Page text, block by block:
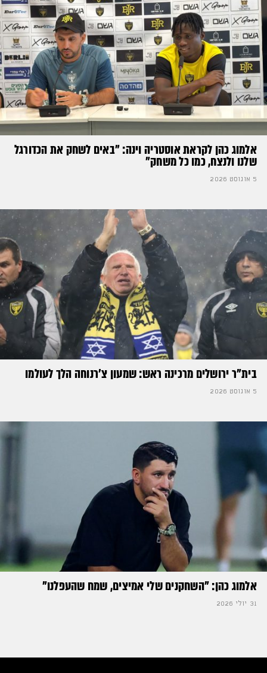
אלמוג כהן לקראת אוסטריה וינה: ״באים לשחק את הכדורגל
שלנו ולנצח, כמו כל משחק״
5 אוגוסט 2026
בית"ר ירושלים מרכינה ראש: שמעון צ'רנוחה הלך לעולמו
5 אוגוסט 2026
אלמוג כהן: "השחקנים שלי אמיצים, שמח שהעפלנו"
31 יולי 2026